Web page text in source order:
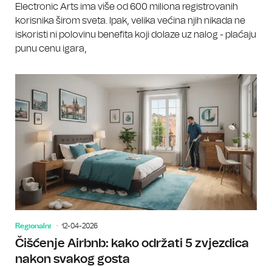
Electronic Arts ima više od 600 miliona registrovanih
korisnika širom sveta. Ipak, velika većina njih nikada ne
iskoristi ni polovinu benefita koji dolaze uz nalog - plaćaju
punu cenu igara,
Regionalni 12-04-2026
Čišćenje Airbnb: kako održati 5 zvjezdica
nakon svakog gosta